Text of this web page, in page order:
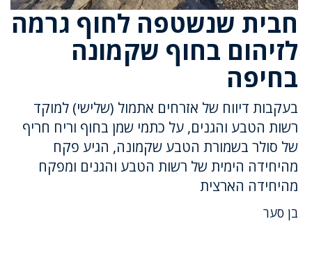
חבית שנשטפה לחוף גרמה
לזיהום בחוף שקמונה
בחיפה
בעקבות דיווח של אזרחים אתמול (שלישי) למוקד
רשות הטבע והגנים, על כתמי שמן בחוף וריח חריף
של סולר בשמורת הטבע שקמונה, הגיע פקח
מהיחידה הימית של רשות הטבע והגנים ומפקח
מהיחידה הארצית
בן סער